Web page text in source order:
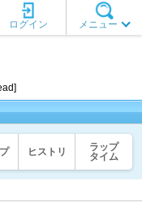
メニュー
ログイン
ヒストリ
ラップ
タイム